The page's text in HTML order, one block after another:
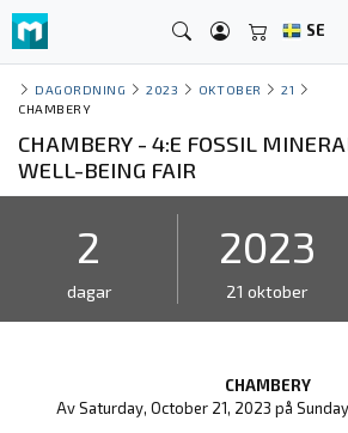
SE
DAGORDNING 2023 OKTOBER
21
CHAMBERY
CHAMBERY - 4:E FOSSIL
WELL-BEING FAIR
2
dagar
2023
21 oktober
CHAMBERY
Av Saturday, October 21, 2023 på